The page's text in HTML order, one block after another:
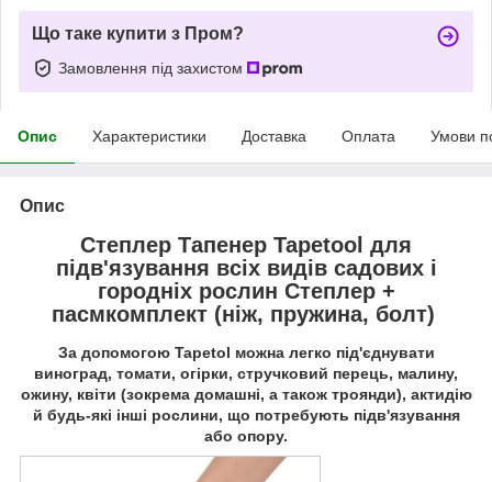
Що таке купити з Пром?
Замовлення під захистом
Опис Характеристики Доставка Оплата Умови
Опис
Степлер Тапенер Tapetool для
підв'язування всіх видів садових і
городніх рослин Степлер +
пасмкомплект (ніж, пружина, болт)
За допомогою Tapetol можна легко під'єднувати
виноград, томати, огірки, стручковий перець, малину,
ожину, квіти (зокрема домашні, а також троянди), актидію
й будь-які інші рослини, що потребують підв'язування
або опору.